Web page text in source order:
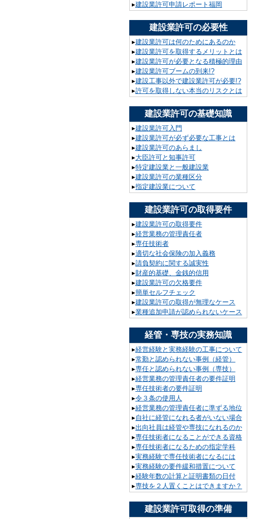
▸建設業許可申請レポート福岡
建設業許可の必要性
▸建設業許可は何のためにあるのか
▸建設業許可を取得するメリットとは
▸建設業許可が必要となる積極的理由
▸建設業許可ブームの到来!?
▸建設工事以外で建設業許可が必要!?
▸許可を取得しない本当のリスクとは
建設業許可の基礎知識
▸建設業許可入門
▸建設業許可が必ず必要な工事とは
▸建設業許可のあらまし
▸大臣許可と知事許可
▸特定建設業と一般建設業
▸建設業許可の業種区分
▸指定建設業について
建設業許可の取得要件
▸建設業許可の取得要件
▸経営業務の管理責任者
▸専任技術者
▸適切な社会保険の加入義務
▸請負契約に関する誠実性
▸財産的基礎、金銭的信用
▸建設業許可の欠格要件
▸簡単セルフチェック
▸建設業許可の取得が無理なケース
▸業種追加申請が認められないケース
経管・専技の実務知識
▸経営経験と実務経験の工事について
▸常勤と認められない事例（経管）
▸専任と認められない事例（専技）
▸経営業務の管理責任者の要件証明
▸専任技術者の要件証明
▸令３条の使用人
▸経営業務の管理責任者に準ずる地位
▸自社に経管になれる者がいない場合
▸出向社員は経管や専技になれるのか
▸専任技術者になることができる資格
▸専任技術者になるための指定学科
▸実務経験で専任技術者になるには
▸実務経験の要件緩和措置について
▸経験年数の計算と証明書類の日付
▸専技を２人置くことはできますか？
建設業許可取得の準備